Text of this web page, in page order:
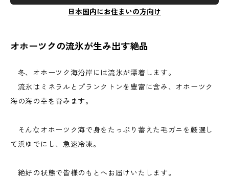
日本国内にお住まいの方向け
オホーツクの流氷が生み出す絶品
冬、オホーツク海沿岸には流氷が漂着します。
流氷はミネラルとプランクトンを豊富に含み、オホーツク
海の海の幸を育みます。
そんなオホーツク海で身をたっぷり蓄えた毛ガニを厳選し
て浜ゆでにし、急速冷凍。
絶好の状態で皆様のもとへお届けいたします。